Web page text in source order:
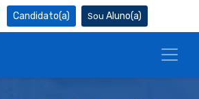
Candidato(a) Aluno(a)